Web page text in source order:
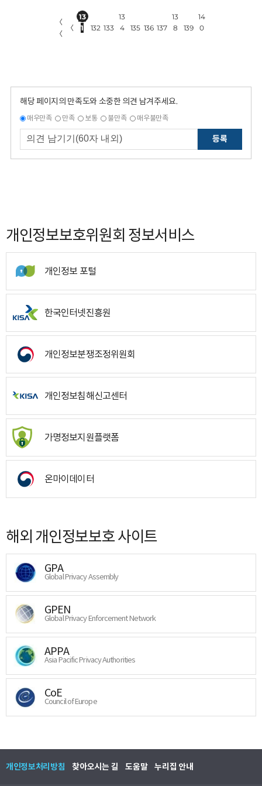
〈
〈
〈
13
1
132 133
13
4
135 136 137
13
8
139
14
0
해당 페이지의 만족도와 소중한 의견 남겨주세요.
매우만족 만족 보통 불만족 매우불만족
등록
개인정보보호위원회 정보서비스
개인정보 포털
한국인터넷진흥원
개인정보분쟁조정위원회
개인정보침해신고센터
가명정보지원플랫폼
온마이데이터
해외 개인정보보호 사이트
GPA
Global Privacy Assembly
GPEN
Global Privacy Enforcement Network
APPA
Asia Pacific Privacy Authorities
CoE
Council of Europe
개인정보처리방침 찾아오시는 길 도움말 누리집 안내